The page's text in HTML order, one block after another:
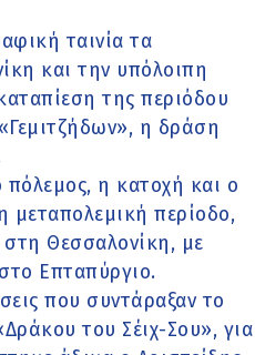
ταινία τα
και την υπόλοιπη
της περιόδου
η δράση
η κατοχή και ο
μεταπολεμική περίοδο,
στη Θεσσαλονίκη, με
Επταπύργιο.
που συντάραξαν το
του Σέιχ-Σου», για